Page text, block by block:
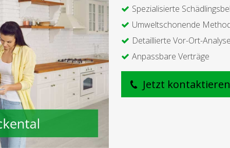
Spezialisierte
Umweltschonende
Detaillierte Vor-Ort-Analyse
Anpassbare Verträge
Jetzt kontaktieren